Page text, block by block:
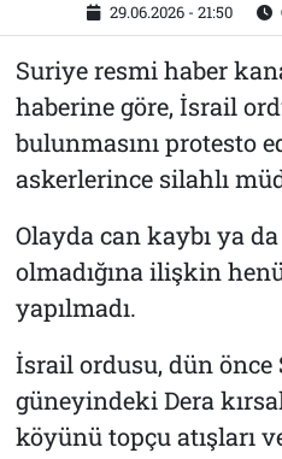
29.06.2026 - 21:50
Suriye resmi haber
haberine göre, İsrail
bulunmasını protesto
askerlerince silahlı
Olayda can kaybı ya
olmadığına ilişkin
yapılmadı.
İsrail ordusu, dün
güneyindeki Dera
köyünü topçu atışları